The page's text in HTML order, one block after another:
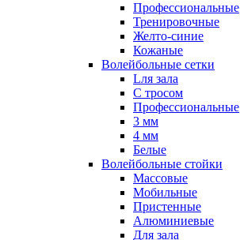
Профессиональные
Тренировочные
Желто-синие
Кожаные
Волейбольные сетки
Lля зала
C тросом
Профессиональные
3 мм
4 мм
Белые
Волейбольные стойки
Массовые
Мобильные
Пристенные
Алюминиевые
Для зала